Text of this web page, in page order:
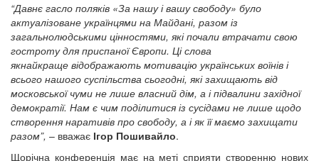
“Давнє гасло поляків «За нашу і вашу свободу» було
актуалізоване українцями на Майдані, разом із
загальнолюдськими цінностями, які почали втрачати свою
гостроту для приспаної Європи. Ці слова
якнайкраще відображають мотивацію українських воїнів і
всього нашого суспільства сьогодні, які захищають від
московської чуми не лише власний дім, а і підвалини західної
демократії. Нам є чим поділитися із сусідами не лише щодо
створення наративів про свободу, а і як її маємо захищати
разом”, – вважає Ігор Пошивайло.
Щорічна конференція має на меті сприяти створенню нових